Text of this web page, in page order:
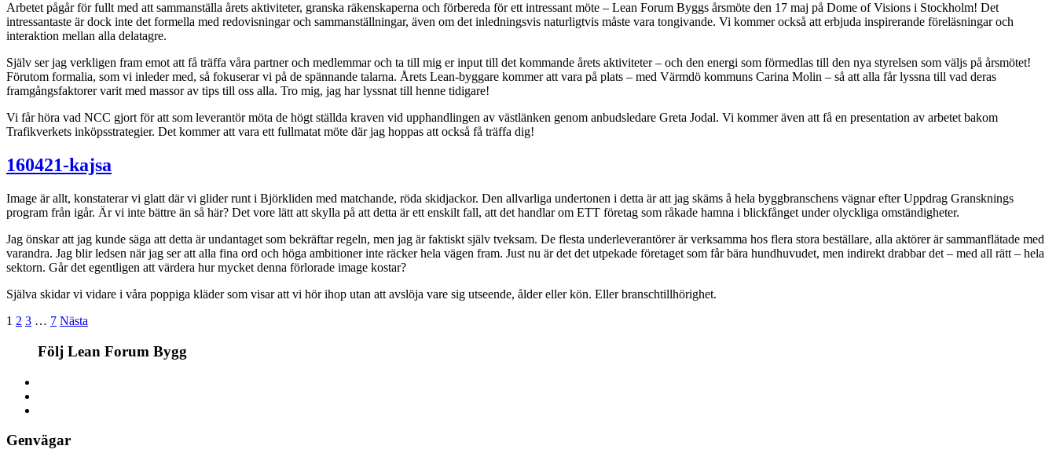
Arbetet pågår för fullt med att sammanställa årets aktiviteter, granska räkenskaperna och förbereda för ett intressant möte – Lean Forum Byggs årsmöte den 17 maj på Dome of Visions i Stockholm! Det
intressantaste är dock inte det formella med redovisningar och sammanställningar, även om det inledningsvis naturligtvis måste vara tongivande. Vi kommer också att erbjuda inspirerande föreläsningar och
interaktion mellan alla delatagre.
Själv ser jag verkligen fram emot att få träffa våra partner och medlemmar och ta till mig er input till det kommande årets aktiviteter – och den energi som förmedlas till den nya styrelsen som väljs på årsmötet!
Förutom formalia, som vi inleder med, så fokuserar vi på de spännande talarna. Årets Lean-byggare kommer att vara på plats – med Värmdö kommuns Carina Molin – så att alla får lyssna till vad deras
framgångsfaktorer varit med massor av tips till oss alla. Tro mig, jag har lyssnat till henne tidigare!
Vi får höra vad NCC gjort för att som leverantör möta de högt ställda kraven vid upphandlingen av västlänken genom anbudsledare Greta Jodal. Vi kommer även att få en presentation av arbetet bakom
Trafikverkets inköpsstrategier. Det kommer att vara ett fullmatat möte där jag hoppas att också få träffa dig!
160421-kajsa
Image är allt, konstaterar vi glatt där vi glider runt i Björkliden med matchande, röda skidjackor. Den allvarliga undertonen i detta är att jag skäms å hela byggbranschens vägnar efter Uppdrag Gransknings
program från igår. Är vi inte bättre än så här? Det vore lätt att skylla på att detta är ett enskilt fall, att det handlar om ETT företag som råkade hamna i blickfånget under olyckliga omständigheter.
Jag önskar att jag kunde säga att detta är undantaget som bekräftar regeln, men jag är faktiskt själv tveksam. De flesta underleverantörer är verksamma hos flera stora beställare, alla aktörer är sammanflätade med
varandra. Jag blir ledsen när jag ser att alla fina ord och höga ambitioner inte räcker hela vägen fram. Just nu är det det utpekade företaget som får bära hundhuvudet, men indirekt drabbar det – med all rätt – hela
sektorn. Går det egentligen att värdera hur mycket denna förlorade image kostar?
Själva skidar vi vidare i våra poppiga kläder som visar att vi hör ihop utan att avslöja vare sig utseende, ålder eller kön. Eller branschtillhörighet.
1 2 3 … 7 Nästa
Följ Lean Forum Bygg
Genvägar